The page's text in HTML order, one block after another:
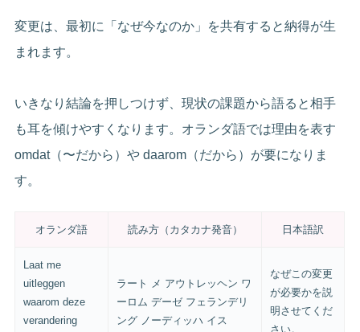
変更は、最初に「なぜ今なのか」を共有すると納得が生
まれます。
いきなり結論を押しつけず、現状の課題から語ると相手
も耳を傾けやすくなります。オランダ語では理由を表す
omdat（〜だから）や daarom（だから）が要になりま
す。
オランダ語 読み方（カタカナ発音） 日本語訳
Laat me
uitleggen
waarom deze
verandering
ラート メ アウトレッヘン ワ
ーロム デーゼ フェランデリ
ング ノーディッハ イス
なぜこの変更
が必要かを説
明させてくだ
さい。